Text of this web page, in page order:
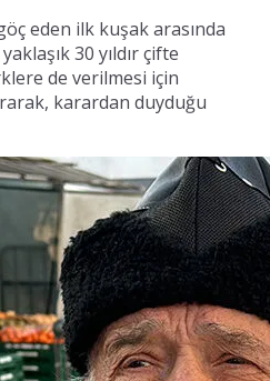
eden ilk kuşak arasında
30 yıldır çifte
de verilmesi için
karardan duyduğu